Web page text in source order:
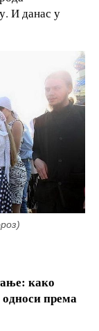
И данас у
како
према